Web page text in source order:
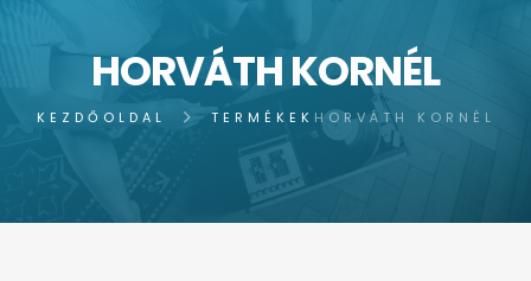
HORVÁTH KORNÉL
KEZDŐOLDAL TERMÉKEK HORVÁTH KORNÉL